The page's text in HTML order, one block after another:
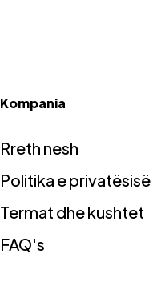
Kompania
Rreth nesh
Politika e privatësisë
Termat dhe kushtet
FAQ's